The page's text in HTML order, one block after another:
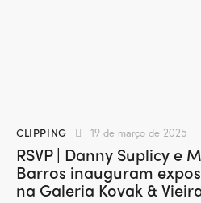
CLIPPING 19 de março de 2025
RSVP | Danny Suplicy e
Barros inauguram
na Galeria Kovak &